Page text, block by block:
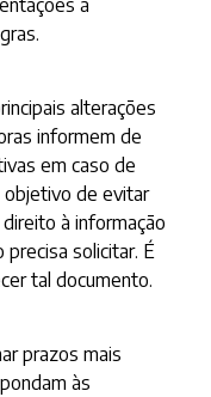
alterações
informem de
em caso de
objetivo de evitar
à informação
precisa solicitar. É
tal documento.
prazos mais
às